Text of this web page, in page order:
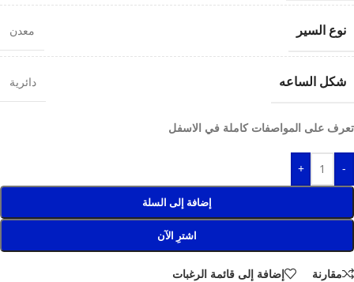
نوع السير معدن
شكل الساعه دائرية
تعرف على المواصفات كاملة في الاسفل
-
+
إضافة إلى السلة
اشترِ الآن
مقارنة إضافة إلى قائمة الرغبات